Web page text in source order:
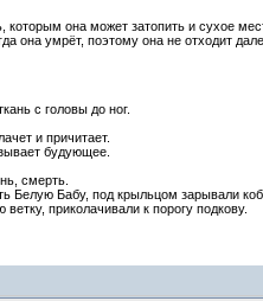
которым она может затопить и сухое
она умрёт, поэтому она не отходит
с головы до ног.
и причитает.
будующее.
смерть.
Белую Бабу, под крыльцом зарывали
приколачивали к порогу подкову.